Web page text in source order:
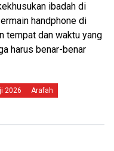
ibadah di
handphone di
tempat dan waktu yang
harus benar-benar
2026
Arafah